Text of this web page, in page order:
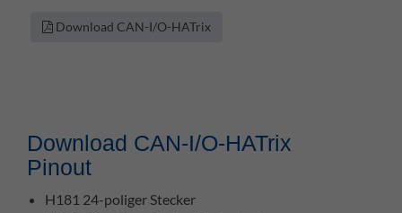
Download CAN-I/O-HATrix
Download CAN-I/O-HATrix
Pinout
H181 24-poliger Stecker